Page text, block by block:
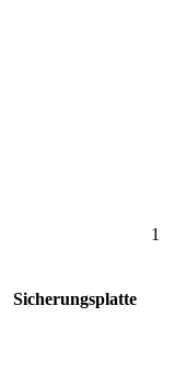
1
Sicherungsplatte